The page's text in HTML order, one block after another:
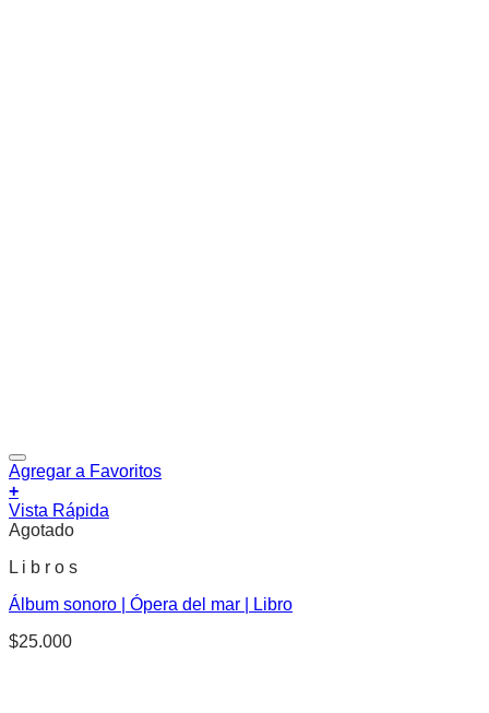
Agregar a Favoritos
+
Vista Rápida
Agotado
L i b r o s
Álbum sonoro | Ópera del mar | Libro
$25.000